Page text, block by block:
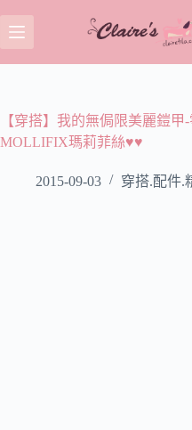
至
主
容【穿搭】我的無侷限美麗鎧
MOLLIFIX瑪莉菲絲♥♥
2015-09-03 穿搭.配件.